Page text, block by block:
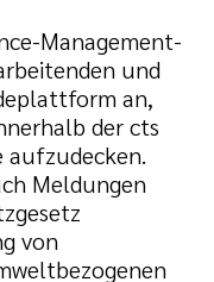
Management-
und
an,
der cts
aufzudecken.
Meldungen
von